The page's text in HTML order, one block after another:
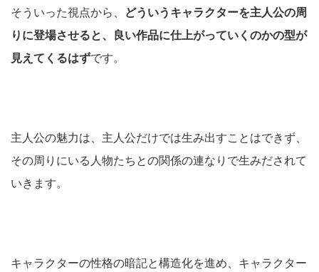
そういった視点から、 どういうキャラクターを主人公の周
りに登場させると、良い作品に仕上がっていくのかの型が
見えてくるはずです。
主人公の魅力は、主人公だけでは生み出すことはできず、
その周りにいる人物たちとの関係の連なりで生みだされて
いきます。
キャラクターの性格の暗記と構造化を進め、キャラクター